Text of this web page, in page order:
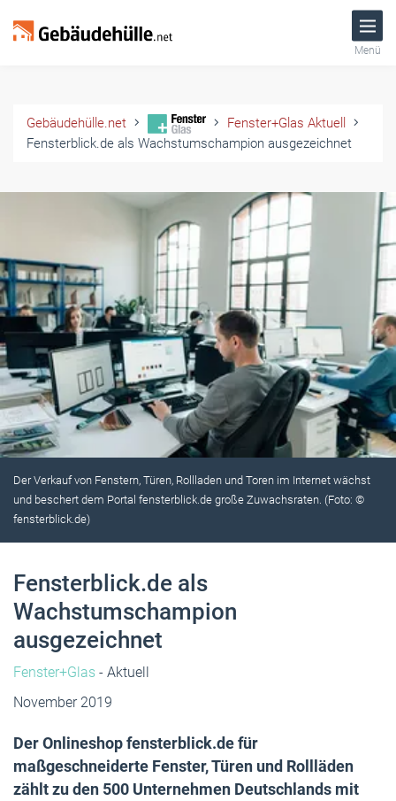
Menü
Gebäudehülle.net
Fenster+Glas Aktuell
Fensterblick.de als Wachstumschampion ausgezeichnet
Der Verkauf von Fenstern, Türen, Rollladen und Toren im Internet wächst
und beschert dem Portal fensterblick.de große Zuwachsraten. (Foto: ©
fensterblick.de)
Fensterblick.de als
Wachstumschampion
ausgezeichnet
Fenster+Glas - Aktuell
November 2019
Der Onlineshop fensterblick.de für
maßgeschneiderte Fenster, Türen und Rollläden
zählt zu den 500 Unternehmen Deutschlands mit